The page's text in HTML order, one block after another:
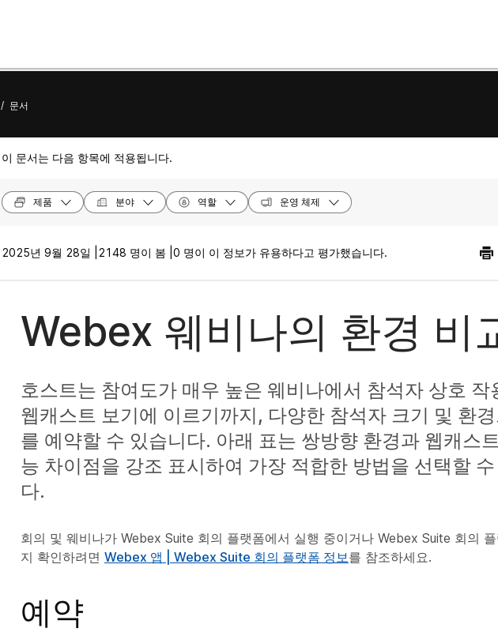
/ 문서
이 문서는 다음 항목에 적용됩니다.
제품 분야 역할 운영 체제
2025년 9월 28일 | 2148 명이 봄 | 0 명이 이 정보가 유용하다고 평가했습니다.
Webex 웨비나의 환경 비
호스트는 참여도가 매우 높은 웨비나에서 참석자 상호 작
웹캐스트 보기에 이르기까지, 다양한 참석자 크기 및 환
를 예약할 수 있습니다. 아래 표는 쌍방향 환경과 웹캐스
능 차이점을 강조 표시하여 가장 적합한 방법을 선택할
다.
회의 및 웨비나가 Webex Suite 회의 플랫폼에서 실행 중이거나 Webex Suite 회의
지 확인하려면 Webex 앱 | Webex Suite 회의 플랫폼 정보를 참조하세요.
예약